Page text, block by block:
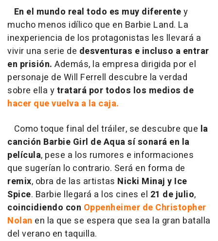
En el mundo real todo es muy diferentey
mucho menos idílico que en Barbie Land. La
inexperiencia de los protagonistas les llevará a
vivir una serie de desventuras e incluso a entrar
en prisión. Además, la empresa dirigida por el
personaje de Will Ferrell descubre la verdad
sobre ella ytratará por todos los medios de
hacer que vuelva a la caja.
Como toque final del tráiler, se descubre que la
canción Barbie Girl de Aquasí sonará en la
película, pese a los rumores e informaciones
que sugerían lo contrario. Será en forma de
remix, obra de las artistas Nicki Minaj y Ice
Spice. Barbie llegará a los cines el 21 de julio,
coincidiendo con Oppenheimer de Christopher
Nolan en la que se espera que sea la gran batalla
del verano en taquilla.